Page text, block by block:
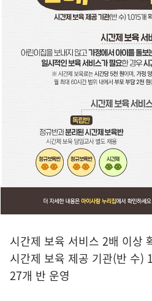
시간제 보육 서비스 2배 이상
시간제 보육 제공 기관(반 수)
27개 반 운영